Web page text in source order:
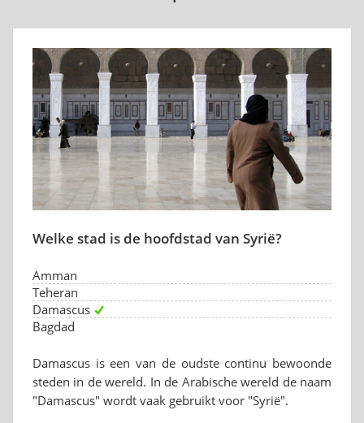
Welke stad is de hoofdstad van Syrië?
Amman
Teheran
Damascus
Bagdad
Damascus is een van de oudste continu bewoonde
steden in de wereld. In de Arabische wereld de naam
"Damascus" wordt vaak gebruikt voor "Syrië".